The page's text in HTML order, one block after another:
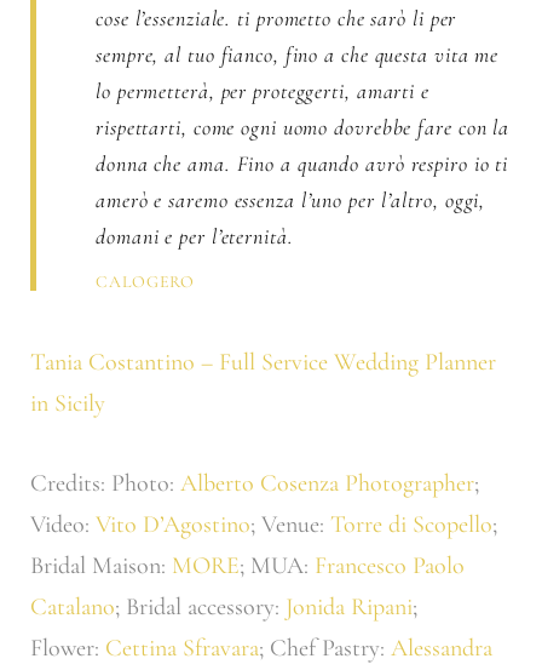
cose l’essenziale. ti prometto che sarò li per
sempre, al tuo fianco, fino a che questa vita me
lo permetterà, per proteggerti, amarti e
rispettarti, come ogni uomo dovrebbe fare con la
donna che ama. Fino a quando avrò respiro io ti
amerò e saremo essenza l’uno per l’altro, oggi,
domani e per l’eternità.
CALOGERO
Tania Costantino – Full Service Wedding Planner
in Sicily
Credits: Photo: Alberto Cosenza Photographer;
Video: Vito D’Agostino; Venue: Torre di Scopello;
Bridal Maison: MORE; MUA: Francesco Paolo
Catalano; Bridal accessory: Jonida Ripani;
Flower: Cettina Sfravara; Chef Pastry: Alessandra